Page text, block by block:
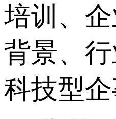
培训、
背景、
科技型